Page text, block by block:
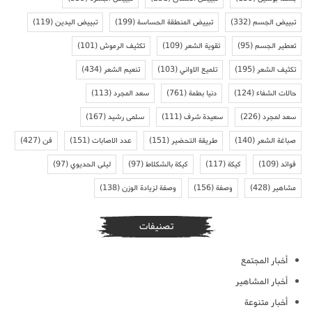
تبييض الجسم(332) تبييض المنطقة الحساسة(199) تبييض اليدين(119)
تعطير الجسم(95) تقوية الشعر(109) تكثيف الرموش(101)
تكثيف الشعر(195) تلميع الاواني(103) تنعيم الشعر(434)
حالات الشفاء(124) دنيا بطمة(761) سعد المجرد(113)
سعد لمجرد(226) سعيدة شرف(111) سلمى رشيد(167)
صباغة الشعر(140) طريقة التحضير(151) عدد الاصابات(151) فن(427)
فوائد(109) كيكة(117) كيكة بالشكلاط(97) ليلى الحديوي(97)
مشاهير(428) وصفة(156) وصفة لزيادة الوزن(138)
تصنيفات
أخبار المجتمع
أخبار المشاهير
أخبار متنوعة